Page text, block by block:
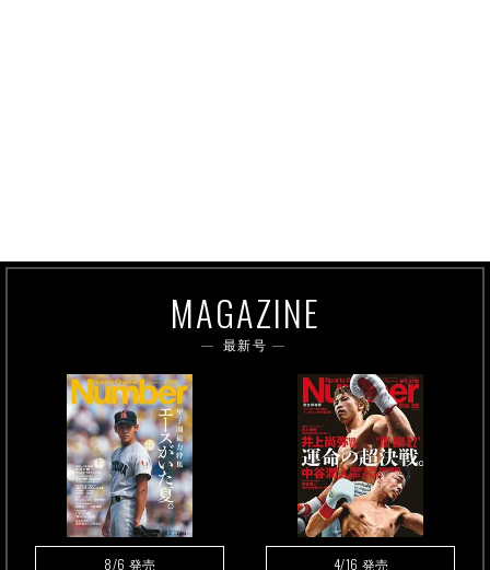
MAGAZINE
最新号
8/6 発売 4/16 発売